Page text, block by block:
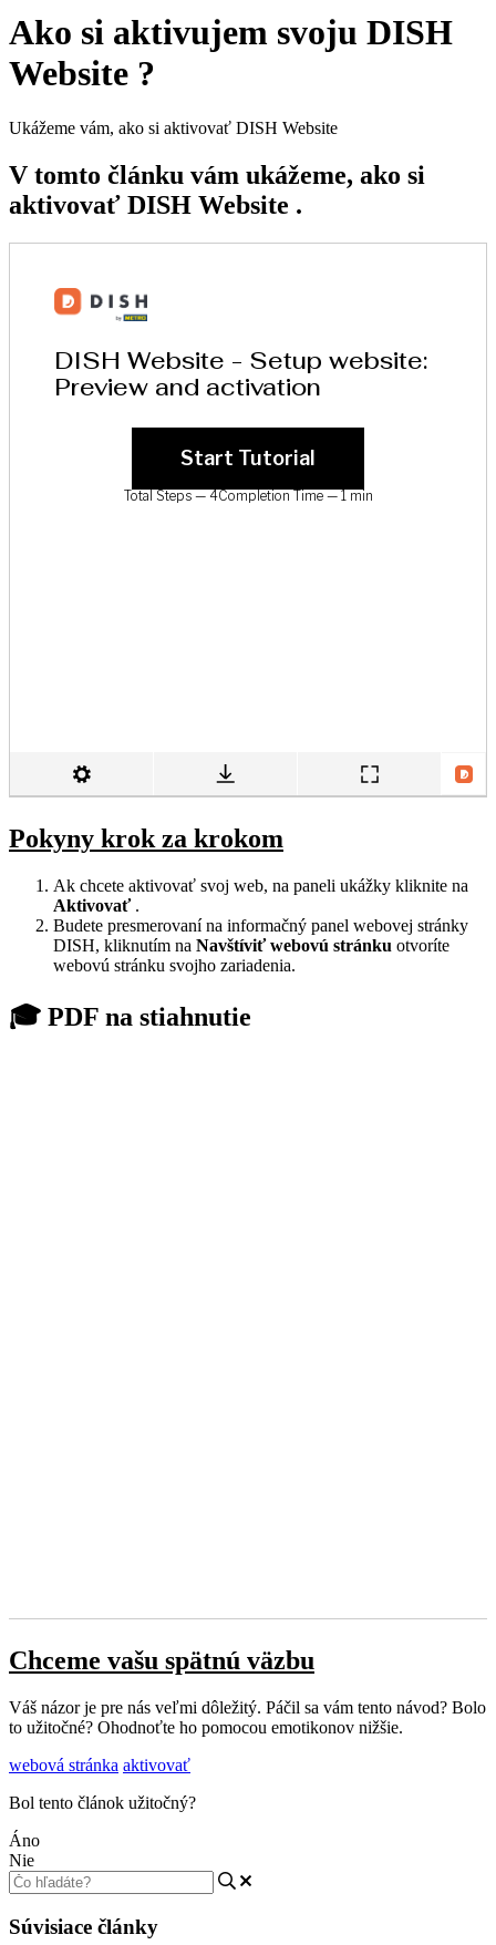
Ako si aktivujem svoju DISH
Website ?
Ukážeme vám, ako si aktivovať DISH Website
V tomto článku vám ukážeme, ako si
aktivovať DISH Website .
Pokyny krok za krokom
Ak chcete aktivovať svoj web, na paneli ukážky kliknite na
Aktivovať.
Budete presmerovaní na informačný panel webovej stránky
DISH, kliknutím na Navštíviť webovú stránku otvoríte
webovú stránku svojho zariadenia.
🎓 PDF na stiahnutie
Chceme vašu spätnú väzbu
Váš názor je pre nás veľmi dôležitý. Páčil sa vám tento návod? Bolo
to užitočné? Ohodnoťte ho pomocou emotikonov nižšie.
webová stránka aktivovať
Bol tento článok užitočný?
Áno
Nie
Súvisiace články